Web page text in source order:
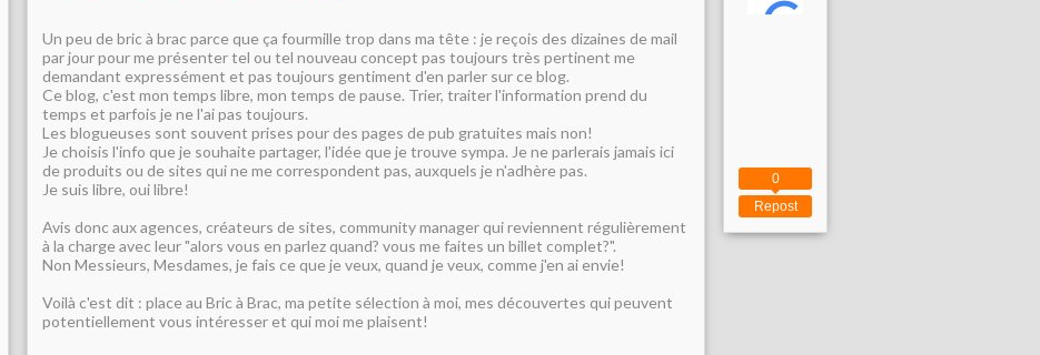
Un peu de bric à brac parce que ça fourmille trop dans ma tête : je reçois des dizaines de mail
par jour pour me présenter tel ou tel nouveau concept pas toujours très pertinent me
demandant expressément et pas toujours gentiment d'en parler sur ce blog.
Ce blog, c'est mon temps libre, mon temps de pause. Trier, traiter l'information prend du
temps et parfois je ne l'ai pas toujours.
Les blogueuses sont souvent prises pour des pages de pub gratuites mais non!
Je choisis l'info que je souhaite partager, l'idée que je trouve sympa. Je ne parlerais jamais ici
de produits ou de sites qui ne me correspondent pas, auxquels je n'adhère pas.
Je suis libre, oui libre!
Avis donc aux agences, créateurs de sites, community manager qui reviennent régulièrement
à la charge avec leur "alors vous en parlez quand? vous me faites un billet complet?".
Non Messieurs, Mesdames, je fais ce que je veux, quand je veux, comme j'en ai envie!
Voilà c'est dit : place au Bric à Brac, ma petite sélection à moi, mes découvertes qui peuvent
potentiellement vous intéresser et qui moi me plaisent!
Repost
0